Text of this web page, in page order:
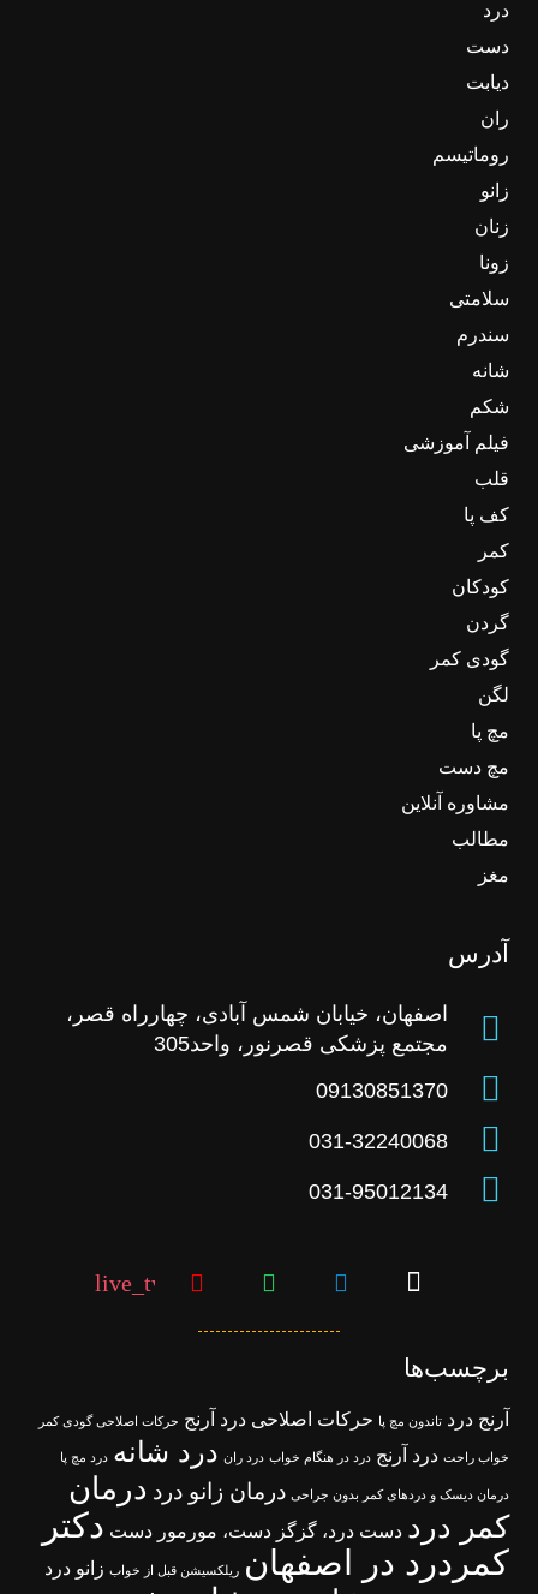
درد
دست
دیابت
ران
روماتیسم
زانو
زنان
زونا
سلامتی
سندرم
شانه
شکم
فیلم آموزشی
قلب
کف پا
کمر
کودکان
گردن
گودی کمر
لگن
مچ پا
مچ دست
مشاوره آنلاین
مطالب
مغز
آدرس
اصفهان، خیابان شمس آبادی، چهارراه قصر،
مجتمع پزشکی قصرنور، واحد305
09130851370
031-32240068
031-95012134
live_tv
برچسب‌ها
آرنج درد تاندون مچ پا حرکات اصلاحی درد آرنج حرکات اصلاحی گودی کمر
خواب راحت درد آرنج درد در هنگام خواب درد ران درد شانه درد مچ پا
درمان دیسک و دردهای کمر بدون جراحی درمان زانو درد درمان
کمر درد دست درد، گزگز دست، مورمور دست دکتر
کمردرد در اصفهان ریلکسیشن قبل از خواب زانو درد